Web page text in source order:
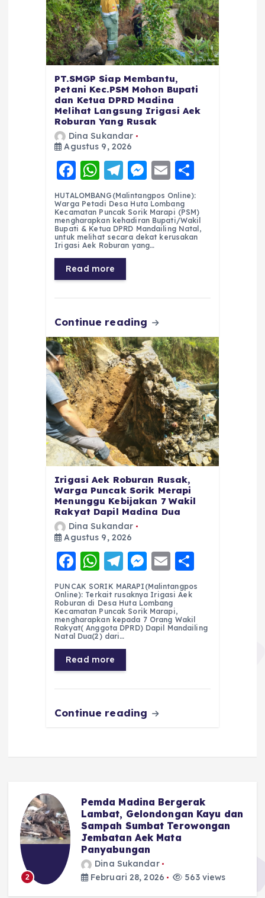
PT.SMGP Siap Membantu,
Petani Kec.PSM Mohon Bupati
dan Ketua DPRD Madina
Melihat Langsung Irigasi Aek
Roburan Yang Rusak
Dina Sukandar
Agustus 9, 2026
F
a
c
e
b
o
o
k
W
h
a
ts
A
p
p
T
el
e
g
r
a
m
M
e
ss
e
n
E
m
ai
l
h
a
re
HUTALOMBANG(Malintangpos Online):
Warga Petadi Desa Huta Lombang
Kecamatan Puncak Sorik Marapi (PSM)
mengharapkan kehadiran Bupati/Wakil
Bupati & Ketua DPRD Mandailing Natal,
untuk melihat secara dekat kerusakan
Irigasi Aek Roburan yang…
Read more
Continue reading
Irigasi Aek Roburan Rusak,
Warga Puncak Sorik Merapi
Menunggu Kebijakan 7 Wakil
Rakyat Dapil Madina Dua
Dina Sukandar
Agustus 9, 2026
F
a
c
e
b
o
o
k
W
h
a
ts
A
p
p
T
el
e
g
r
a
m
M
e
ss
e
n
E
m
ai
l
h
re
PUNCAK SORIK MARAPI(Malintangpos
Online): Terkait rusaknya Irigasi Aek
Roburan di Desa Huta Lombang
Kecamatan Puncak Sorik Marapi,
mengharapkan kepada 7 Orang Wakil
Rakyat( Anggota DPRD) Dapil Mandailing
Natal Dua(2) dari…
Read more
Continue reading
2
Pemda Madina Bergerak
Lambat, Gelondongan Kayu dan
Sampah Sumbat Terowongan
Jembatan Aek Mata
Panyabungan
Dina Sukandar
Februari 28, 2026
563 views